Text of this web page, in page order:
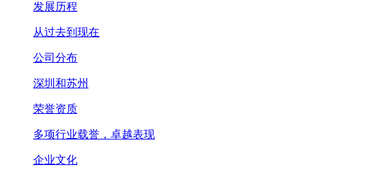
发展历程
从过去到现在
公司分布
深圳和苏州
荣誉资质
多项行业载誉，卓越表现
企业文化